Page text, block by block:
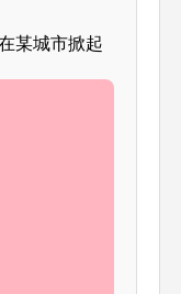
某城市掀起